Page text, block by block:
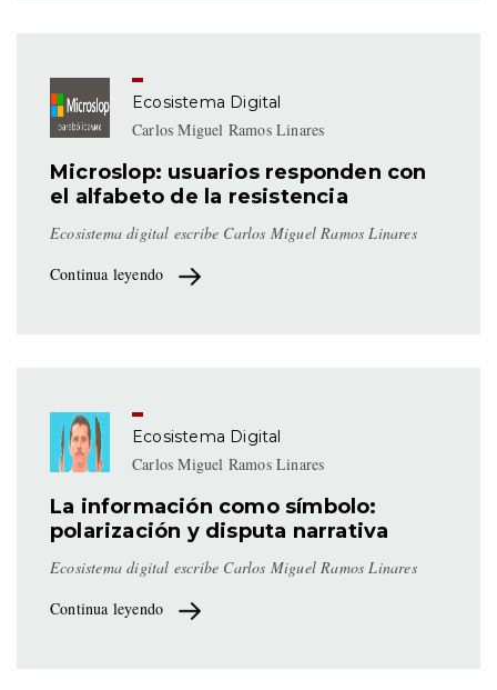
Ecosistema Digital
Carlos Miguel Ramos Linares
Microslop: usuarios responden con
el alfabeto de la resistencia
Ecosistema digital escribe Carlos Miguel Ramos Linares
Continua leyendo
Ecosistema Digital
Carlos Miguel Ramos Linares
La información como símbolo:
polarización y disputa narrativa
Ecosistema digital escribe Carlos Miguel Ramos Linares
Continua leyendo